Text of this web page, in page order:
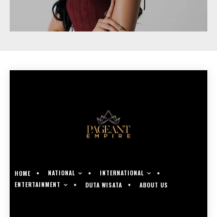
HOME NATIONAL
INTERNATIONAL
ENTERTAINMENT
DUTA WISATA ABOUT US